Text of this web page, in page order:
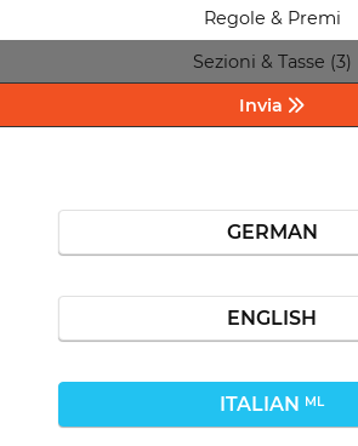
Regole & Premi
Sezioni & Tasse (3)
Invia
GERMAN
ENGLISH
ITALIAN ML